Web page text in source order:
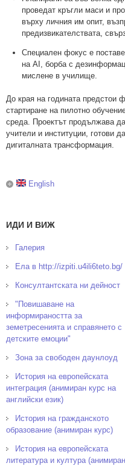
проведат кръгли маси и
върху личния им опит,
предизвикателствата,
Специален фокус е
на AI, борба с
мислене в училище.
До края на годината предстои
стартиране на пилотно
среда. Проектът продължава
учители и институции, готови
дигиталната трансформация.
English
ИДИ И ВИЖ
Галерия
Ела в http://izpiti.u4ili6teto.bg/
Консултантската ни дейност
"Повишаване на
информираността за
земетресенията и справянето с
детските емоции"
Зона за свободен даунлоуд
История на европейската
интеграция (анимиран курс на
английски език)
История на гражданското
образование (анимиран курс)
История на европейската
литература и култура (анимиран